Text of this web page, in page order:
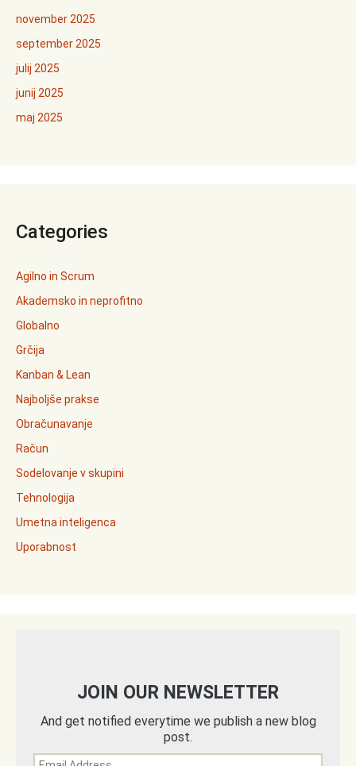
november 2025
september 2025
julij 2025
junij 2025
maj 2025
Categories
Agilno in Scrum
Akademsko in neprofitno
Globalno
Grčija
Kanban & Lean
Najboljše prakse
Obračunavanje
Račun
Sodelovanje v skupini
Tehnologija
Umetna inteligenca
Uporabnost
JOIN OUR NEWSLETTER
And get notified everytime we publish a new blog
post.